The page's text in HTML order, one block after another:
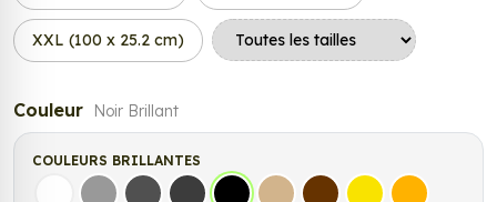
XXL (100 x 25.2 cm)
Couleur Noir Brillant
COULEURS BRILLANTES